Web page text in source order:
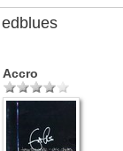
edblues
Accro